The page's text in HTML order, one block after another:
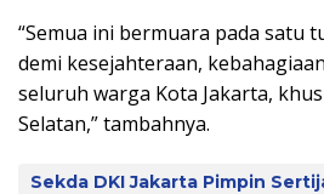
“Semua ini bermuara pada satu
demi kesejahteraan,
seluruh warga Kota Jakarta,
Selatan,” tambahnya.
Sekda DKI Jakarta Pimpin